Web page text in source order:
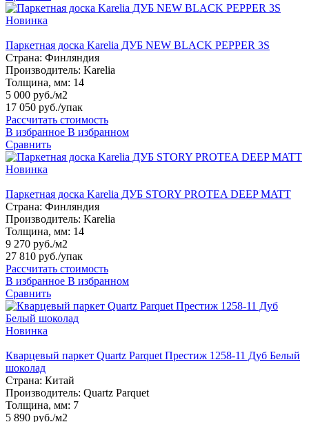
Новинка
Паркетная доска Karelia ДУБ NEW BLACK PEPPER 3S
Страна: Финляндия
Производитель: Karelia
Толщина, мм: 14
5 000 руб./м2
17 050 руб./упак
Рассчитать стоимость
В избранное В избранном
Сравнить
Новинка
Паркетная доска Karelia ДУБ STORY PROTEA DEEP MATT
Страна: Финляндия
Производитель: Karelia
Толщина, мм: 14
9 270 руб./м2
27 810 руб./упак
Рассчитать стоимость
В избранное В избранном
Сравнить
Новинка
Кварцевый паркет Quartz Parquet Престиж 1258-11 Дуб Белый
шоколад
Страна: Китай
Производитель: Quartz Parquet
Толщина, мм: 7
5 890 руб./м2